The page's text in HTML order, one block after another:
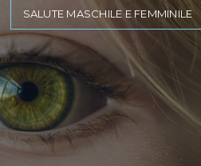
SALUTE MASCHILE E FEMMINILE